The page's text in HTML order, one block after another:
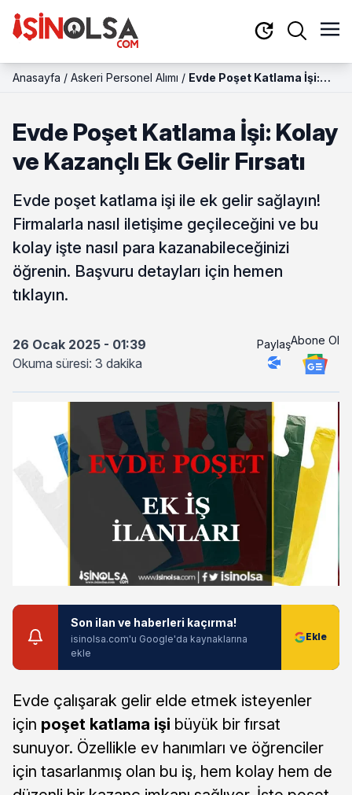
Anasayfa / Askeri Personel Alımı / Evde Poşet Katlama İşi:
Evde Poşet Katlama İşi: Kolay
ve Kazançlı Ek Gelir Fırsatı
Evde poşet katlama işi ile ek gelir sağlayın!
Firmalarla nasıl iletişime geçileceğini ve bu
kolay işte nasıl para kazanabileceğinizi
öğrenin. Başvuru detayları için hemen
tıklayın.
26 Ocak 2025 - 01:39
Okuma süresi: 3 dakika
PaylaşAbone Ol
Son ilan ve haberleri kaçırma!
isinolsa.com'u Google'da kaynaklarına
ekle
Evde çalışarak gelir elde etmek isteyenler
için poşet katlama işi büyük bir fırsat
sunuyor. Özellikle ev hanımları ve öğrenciler
için tasarlanmış olan bu iş, hem kolay hem de